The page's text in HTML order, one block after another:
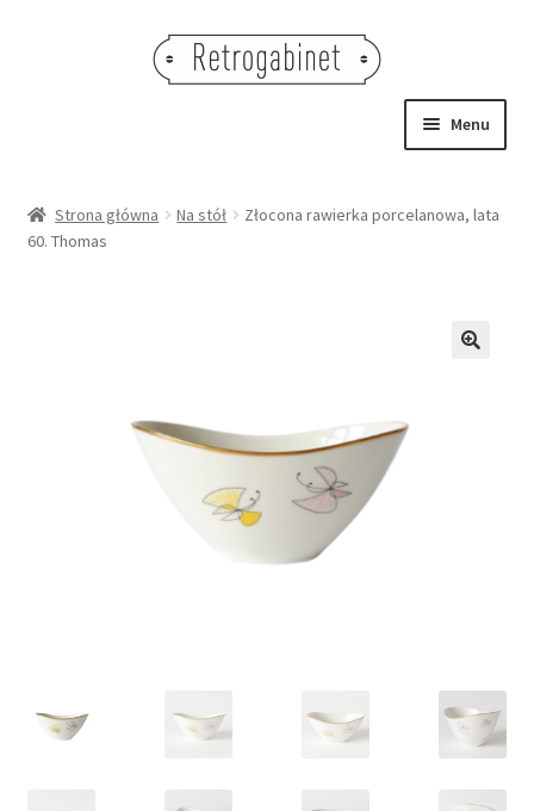
Menu
OBRAZY
OŚWIETLENIE
Strona główna Na stół
Złocona rawierka porcelanowa, lata
60. Thomas